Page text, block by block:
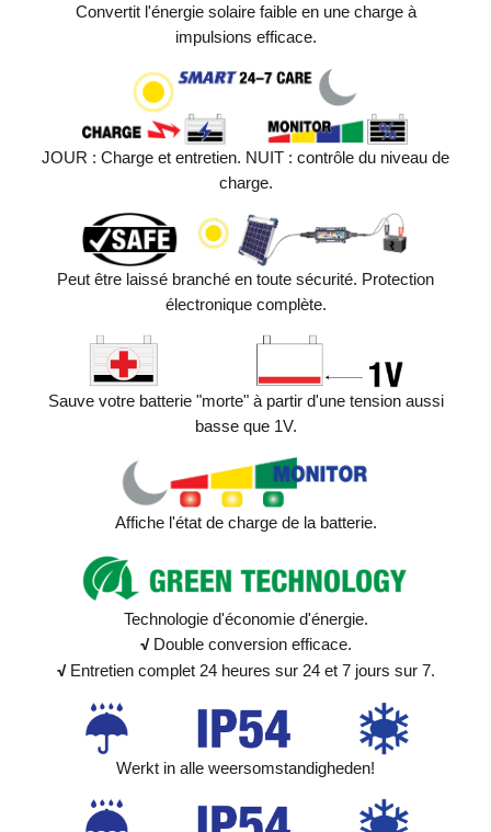
Convertit l'énergie solaire faible en une charge à
impulsions efficace.
JOUR : Charge et entretien. NUIT : contrôle du niveau de
charge.
Peut être laissé branché en toute sécurité. Protection
électronique complète.
Sauve votre batterie "morte" à partir d'une tension aussi
basse que 1V.
Affiche l'état de charge de la batterie.
Technologie d'économie d'énergie.
√Double conversion efficace.
√Entretien complet 24 heures sur 24 et 7 jours sur 7.
Werkt in alle weersomstandigheden!